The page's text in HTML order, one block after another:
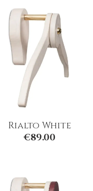
Rialto White
€89.00